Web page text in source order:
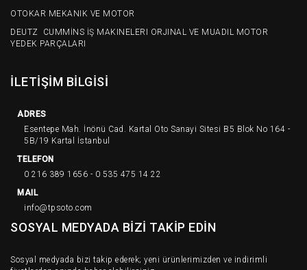
OTOKAR MEKANIK VE MOTOR
DEUTZ CUMMİNS İŞ MAKINELERI ORJINAL VE MUADIL MOTOR
YEDEK PARÇALARI
İLETİŞİM BİLGİSİ
ADRES
Esentepe Mah. İnönü Cad. Kartal Oto Sanayi Sitesi B5 Blok No 164 -
5B/19 Kartal İstanbul
TELEFON
0 216 389 1656 - 0 535 475 14 22
MAIL
info@tpsoto.com
SOSYAL MEDYADA BİZİ TAKİP EDİN
Sosyal medyada bizi takip ederek; yeni ürünlerimizden ve indirimli